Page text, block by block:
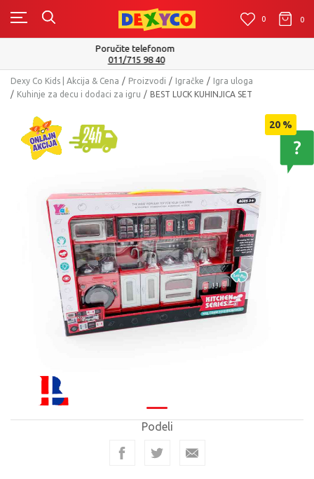
0 0 0
Isporuku možete očekivati u roku od 2 do 4 radna dana!
Pogledaj više
Dexy Co Kids | Akcija & Cena Proizvodi Igračke
Igra uloga
Kuhinje za decu i dodaci za igru
BEST LUCK KUHINJICA SET
20 %
Podeli